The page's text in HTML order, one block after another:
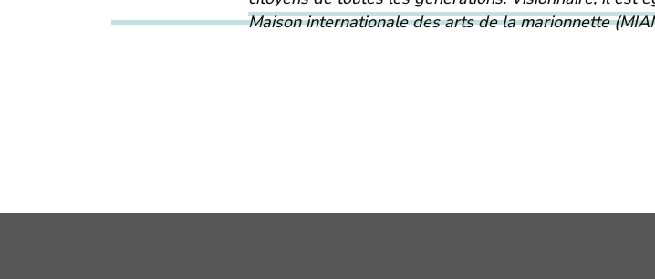
Maisoninternationale des arts de la marionnette